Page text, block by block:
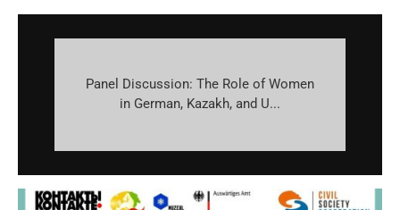
Panel Discussion: The Role of Women
in German, Kazakh, and U...